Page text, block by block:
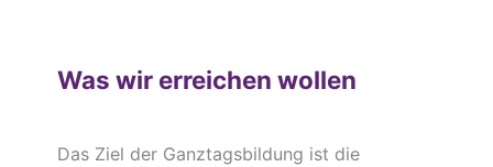
Was wir erreichen wollen
Das Ziel der Ganztagsbildung ist die